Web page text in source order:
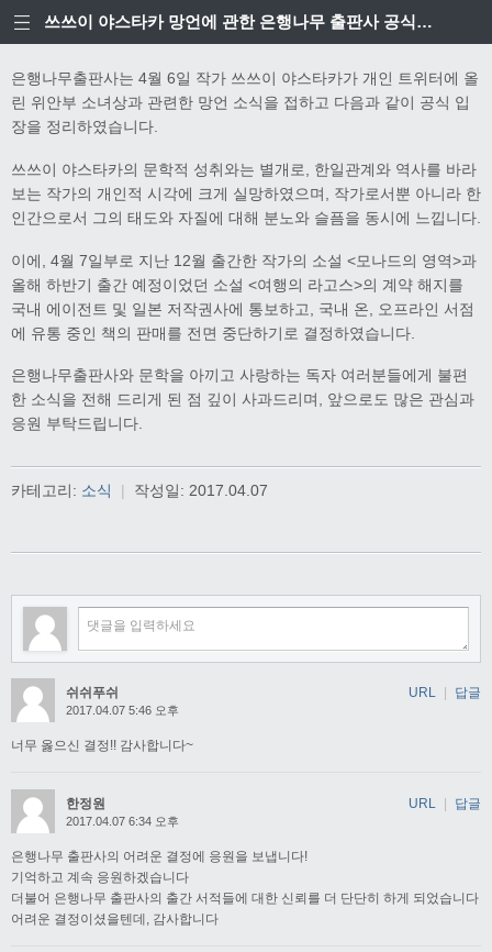
쓰쓰이 야스타카 망언에 관한 은행나무 출판사 공식입장
은행나무출판사는 4월 6일 작가 쓰쓰이 야스타카가 개인 트위터에 올
린 위안부 소녀상과 관련한 망언 소식을 접하고 다음과 같이 공식 입
장을 정리하였습니다.
쓰쓰이 야스타카의 문학적 성취와는 별개로, 한일관계와 역사를 바라
보는 작가의 개인적 시각에 크게 실망하였으며, 작가로서뿐 아니라 한
인간으로서 그의 태도와 자질에 대해 분노와 슬픔을 동시에 느낍니다.
이에, 4월 7일부로 지난 12월 출간한 작가의 소설 <모나드의 영역>과
올해 하반기 출간 예정이었던 소설 <여행의 라고스>의 계약 해지를
국내 에이전트 및 일본 저작권사에 통보하고, 국내 온, 오프라인 서점
에 유통 중인 책의 판매를 전면 중단하기로 결정하였습니다.
은행나무출판사와 문학을 아끼고 사랑하는 독자 여러분들에게 불편
한 소식을 전해 드리게 된 점 깊이 사과드리며, 앞으로도 많은 관심과
응원 부탁드립니다.
카테고리: 소식 | 작성일: 2017.04.07
쉬쉬푸쉬
2017.04.07 5:46 오후
너무 옳으신 결정!! 감사합니다~
URL | 답글
한정원
2017.04.07 6:34 오후
은행나무 출판사의 어려운 결정에 응원을 보냅니다!
기억하고 계속 응원하겠습니다
더불어 은행나무 출판사의 출간 서적들에 대한 신뢰를 더 단단히 하게 되었습니다
어려운 결정이셨을텐데, 감사합니다
URL | 답글